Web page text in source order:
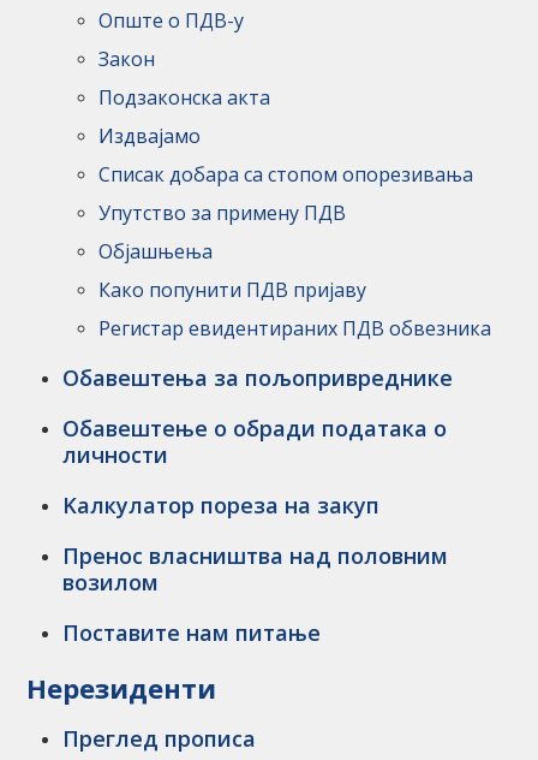
Опште о ПДВ-у
Закон
Подзаконска акта
Издвајамо
Списак добара са стопом опорезивања
Упутство за примену ПДВ
Објашњења
Како попунити ПДВ пријаву
Регистар евидентираних ПДВ обвезника
Обавештења за пољопривреднике
Обавештење о обради података о
личности
Kалкулатор пореза на закуп
Пренос власништва над половним
возилом
Поставите нам питање
Нерезиденти
Преглед прописа